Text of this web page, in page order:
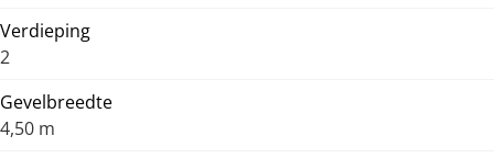
Verdieping
2
Gevelbreedte
4,50 m